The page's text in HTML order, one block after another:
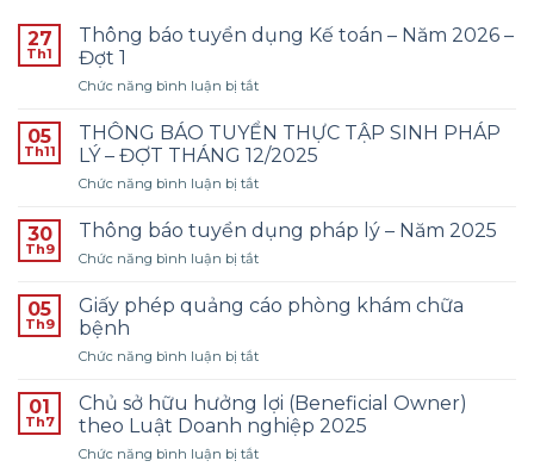
27
Th1
Thông báo tuyển dụng Kế toán – Năm 2026 –
Đợt 1
Chức năng bình luận bị tắtở
báo
tuyển
dụng
Kế
–
2026
Đợt
05
Th11
THÔNG BÁO TUYỂN THỰC TẬP SINH PHÁP
LÝ – ĐỢT THÁNG 12/2025
Chức năng bình luận bị tắtở
BÁO
TUYỂN
THỰC
SINH
–
THÁNG
12/2025
30
Th9
Thông báo tuyển dụng pháp lý – Năm 2025
Chức năng bình luận bị tắtở
báo
tuyển
pháp
–
Năm
2025
05
Th9
Giấy phép quảng cáo phòng khám chữa
bệnh
Chức năng bình luận bị tắtở
phép
quảng
cáo
phòng
01
Th7
Chủ sở hữu hưởng lợi (Beneficial Owner)
theo Luật Doanh nghiệp 2025
Chức năng bình luận bị tắtở